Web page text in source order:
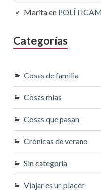
Maritaen
Categorías
Cosas de familia
Cosas mías
Cosas que pasan
Crónicas de verano
Sin categoría
Viajar es un placer